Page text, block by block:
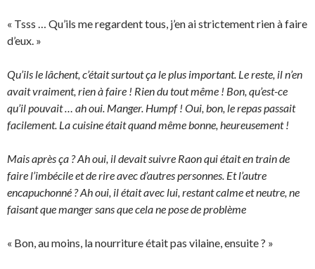
« Tsss … Qu’ils me regardent tous, j’en ai strictement rien à faire
d’eux. »
Qu’ils le lâchent, c’était surtout ça le plus important. Le reste, il n’en
avait vraiment, rien à faire ! Rien du tout même ! Bon, qu’est-ce
qu’il pouvait … ah oui. Manger. Humpf ! Oui, bon, le repas passait
facilement. La cuisine était quand même bonne, heureusement !
Mais après ça ? Ah oui, il devait suivre Raon qui était en train de
faire l’imbécile et de rire avec d’autres personnes. Et l’autre
encapuchonné ? Ah oui, il était avec lui, restant calme et neutre, ne
faisant que manger sans que cela ne pose de problème
« Bon, au moins, la nourriture était pas vilaine, ensuite ? »